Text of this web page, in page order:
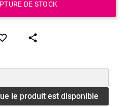
DE STOCK

le produit est disponible